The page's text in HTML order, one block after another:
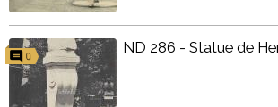
0 ND 286 - Statue de